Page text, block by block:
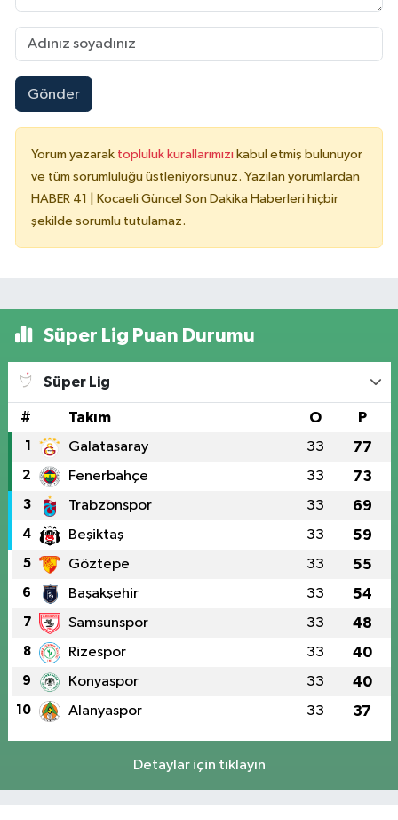
Gönder
Yorum yazarak topluluk kurallarımızı kabul etmiş bulunuyor
ve tüm sorumluluğu üstleniyorsunuz. Yazılan yorumlardan
HABER 41 | Kocaeli Güncel Son Dakika Haberleri hiçbir
şekilde sorumlu tutulamaz.
Süper Lig Puan Durumu
Süper Lig
# Takım O P
1 Galatasaray 33 77
2 Fenerbahçe 33 73
3 Trabzonspor 33 69
4 Beşiktaş 33 59
5 Göztepe 33 55
6 Başakşehir 33 54
7 Samsunspor 33 48
8 Rizespor 33 40
9 Konyaspor 33 40
10 Alanyaspor 33 37
Detaylar için tıklayın